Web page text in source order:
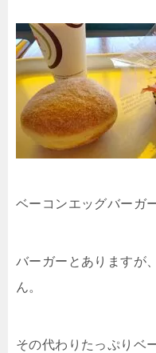
ベーコンエッグバーガ
バーガーとありますが
ん。
その代わりたっぷりベ